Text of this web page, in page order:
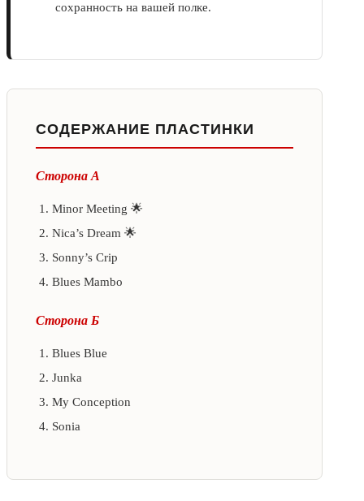
сохранность на вашей полке.
СОДЕРЖАНИЕ ПЛАСТИНКИ
Сторона А
Minor Meeting 🌟
Nica’s Dream 🌟
Sonny’s Crip
Blues Mambo
Сторона Б
Blues Blue
Junka
My Conception
Sonia